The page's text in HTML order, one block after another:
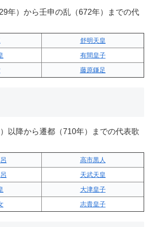
年）から壬申の乱（672年）までの代
舒明天皇
有間皇子
藤原鎌足
以降から遷都（710年）までの代表歌
高市黒人
天武天皇
大津皇子
志貴皇子